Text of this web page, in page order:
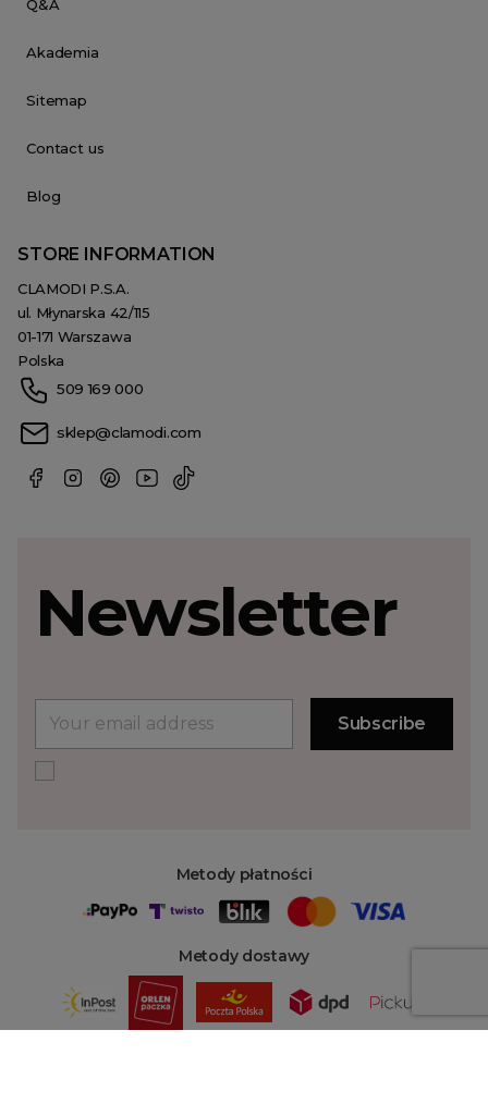
Q&A
Akademia
Sitemap
Contact us
Blog
STORE INFORMATION
CLAMODI P.S.A.
ul. Młynarska 42/115
01-171 Warszawa
Polska
509 169 000
sklep@clamodi.com
Metody płatności
Metody dostawy
Newsletter